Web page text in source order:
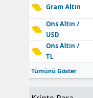
Gram Altın
Ons Altın /
USD
Ons Altın /
TL
Tümünü Göster